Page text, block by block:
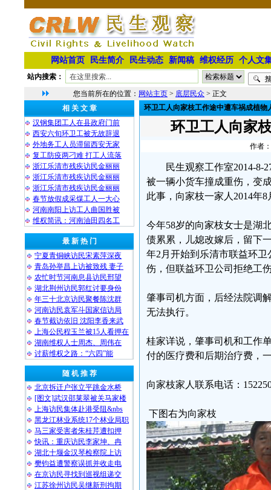
网站首页 民生简介 民生动态 新闻稿 维权经历 个人文
站内搜索：
您当前所在的位置： 网站主页 > 底层民众 > 正文
相 关 文 章
汉钢集团工人在县政府门前
西安六旬环卫工被无故辞退
外地务工人员滞留西安无家
复工防疫两刁难 打工人流落
浙江乐清市残疾访民金丽丽
浙江乐清市残疾访民金丽丽
浙江乐清市残疾访民金丽丽
春节放假成采煤工人一大心
河南南阳上访工人曲国胜被
维权简讯：河南油田四名工
最 新 热 门
宁夏青铜峡访民宋素萍深夜
青岛孙举昌上访被致残 妻子
农忙时节河南息县访民邢望
湖北荆州访民郭红讨要身份
年三十北京访民聚餐陈沈群
河南访民袁军斗国家信访局
春节截访依旧 沈阳李香来武
上海公民程玉兰被15人看押在
湖南维权人士周杰、周伟在
讨薪维权之路：“六四”能
随 机 推 荐
北京拆迁户张立平跳金水桥
[图文]武汉邵莱翠被关马家楼
上海访民集体赴港受阻&nbs
黑龙江林业系统17个林业局职
马三家受害者朱桂芹遭扣押
快讯：重庆访民李家坤、冉
湖北十堰金汉琴检察院上访
樊钧益遭警察误抓并收走电
在京访民寻找到巡视组递交
江苏徐州访民吴继新刑拘期
环卫工人向家枝工作途中遭车祸成植物
环卫工人向家
作者
民生观察工作室2014-8-
被一辆小货车撞成重伤，变
此事，向家枝一家人2014年
今年58岁的向家枝女士是湖
债累累，儿媳改嫁后，留下
年2月开始到乐清市联益环
伤，但联益环卫公司拒绝工
肇事司机方面，后经法院调
无法执行。
桂家详说，肇事司机和工作
付的医疗费和后期治疗费，
向家枝家人联系电话：
下图右为向家枝